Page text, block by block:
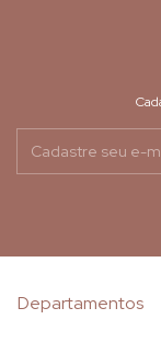
Departamentos